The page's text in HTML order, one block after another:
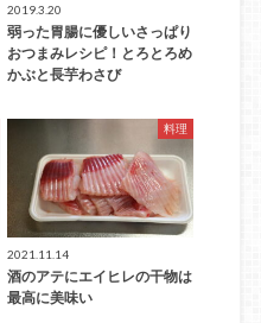
2019.3.20
弱った胃腸に優しいさっぱり
おつまみレシピ！とろとろめ
かぶと長芋わさび
料理
2021.11.14
酒のアテにエイヒレの干物は
最高に美味い